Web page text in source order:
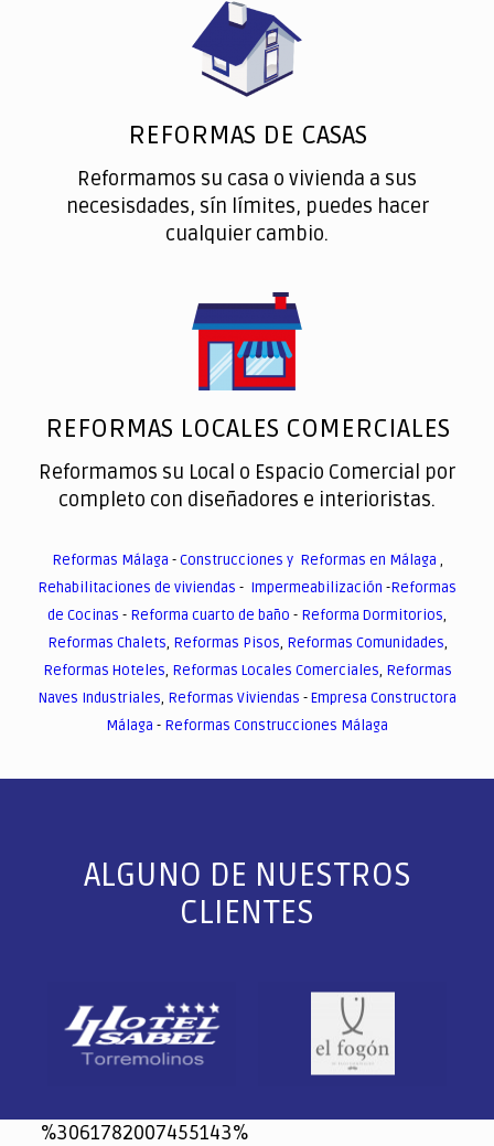
REFORMAS DE CASAS
Reformamos su casa o vivienda a sus
necesisdades, sín límites, puedes hacer
cualquier cambio.
REFORMAS LOCALES COMERCIALES
Reformamos su Local o Espacio Comercial por
completo con diseñadores e interioristas.
Reformas Málaga -Construcciones y Reformas en Málaga ,
Rehabilitaciones de viviendas - Impermeabilización -Reformas
de Cocinas - Reforma cuarto de baño - Reforma Dormitorios,
Reformas Chalets, Reformas Pisos, Reformas Comunidades,
Reformas Hoteles, Reformas Locales Comerciales, Reformas
Naves Industriales, Reformas Viviendas -Empresa Constructora
Málaga - Reformas Construcciones Málaga
ALGUNO DE NUESTROS
CLIENTES
%3061782007455143%